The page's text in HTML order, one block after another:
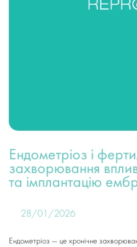
Ендометріоз і
захворювання
та імплантацію
28/01/2026
Ендометріоз — це хронічне